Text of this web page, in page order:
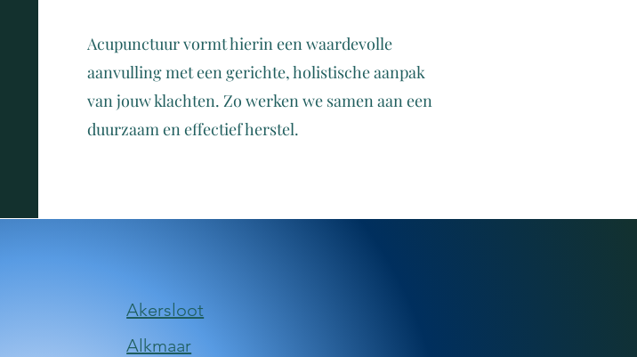
Acupunctuur vormt hierin een waardevolle
aanvulling met een gerichte, holistische aanpak
van jouw klachten. Zo werken we samen aan een
duurzaam en effectief herstel.
​Akersloot
​Alkmaar